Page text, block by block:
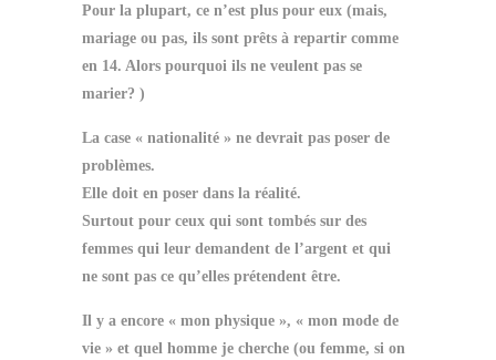
Pour la plupart, ce n’est plus pour eux (mais,
mariage ou pas, ils sont prêts à repartir comme
en 14. Alors pourquoi ils ne veulent pas se
marier? )
La case « nationalité » ne devrait pas poser de
problèmes.
Elle doit en poser dans la réalité.
Surtout pour ceux qui sont tombés sur des
femmes qui leur demandent de l’argent et qui
ne sont pas ce qu’elles prétendent être.
Il y a encore « mon physique », « mon mode de
vie » et quel homme je cherche (ou femme, si on